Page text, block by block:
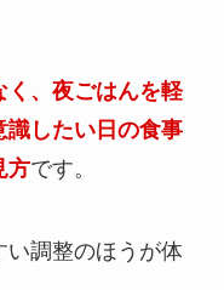
く、夜ごはんを軽
識したい日の食事
方です。
い調整のほうが体